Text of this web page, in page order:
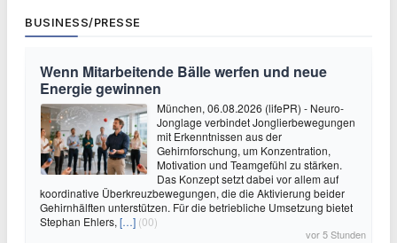
BUSINESS/PRESSE
Wenn Mitarbeitende Bälle werfen und neue
Energie gewinnen
München, 06.08.2026 (lifePR) - Neuro-
Jonglage verbindet Jonglierbewegungen
mit Erkenntnissen aus der
Gehirnforschung, um Konzentration,
Motivation und Teamgefühl zu stärken.
Das Konzept setzt dabei vor allem auf
koordinative Überkreuzbewegungen, die die Aktivierung beider
Gehirnhälften unterstützen. Für die betriebliche Umsetzung bietet
Stephan Ehlers, […] (00)
vor 5 Stunden